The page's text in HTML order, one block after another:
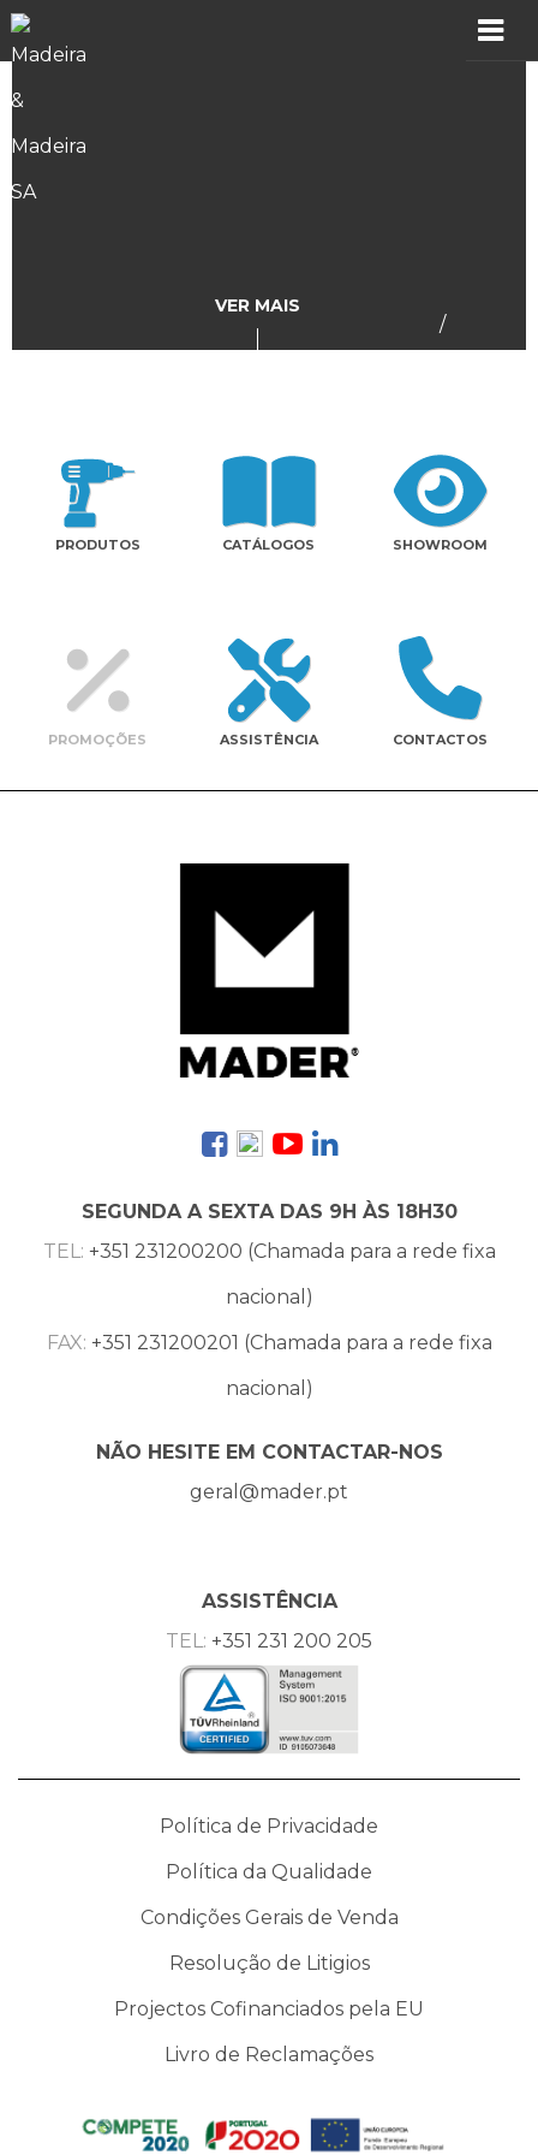
Assistência
Contactos
/
VER MAIS
PRODUTOS CATÁLOGOS SHOWROOM
PROMOÇÕES ASSISTÊNCIA CONTACTOS
SEGUNDA A SEXTA DAS 9H ÀS 18H30
TEL: +351 231200200 (Chamada para a rede fixa
nacional)
FAX: +351 231200201 (Chamada para a rede fixa
nacional)
NÃO HESITE EM CONTACTAR-NOS
geral@mader.pt
ASSISTÊNCIA
TEL: +351 231 200 205
Política de Privacidade
Política da Qualidade
Condições Gerais de Venda
Resolução de Litigios
Projectos Cofinanciados pela EU
Livro de Reclamações